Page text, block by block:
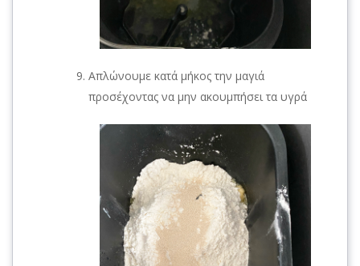
Απλώνουμε κατά μήκος την μαγιά
προσέχοντας να μην ακουμπήσει τα υγρά